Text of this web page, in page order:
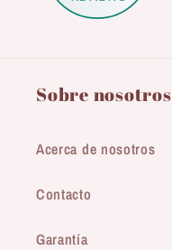
Sobre nosotros
Acerca de nosotros
Contacto
Garantía